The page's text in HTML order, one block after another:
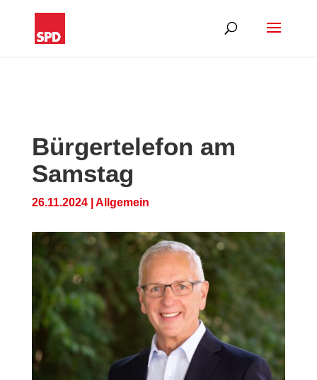
Bürgertelefon am
Samstag
26.11.2024| Allgemein